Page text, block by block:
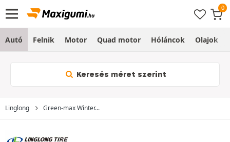
Autó Felnik Motor Quad motor Hóláncok Olajok
Keresés méret szerint
Linglong Green-max Winter...